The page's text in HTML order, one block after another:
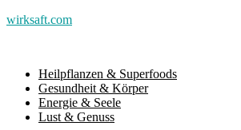
wirksaft.com
Heilpflanzen & Superfoods
Gesundheit & Körper
Energie & Seele
Lust & Genuss